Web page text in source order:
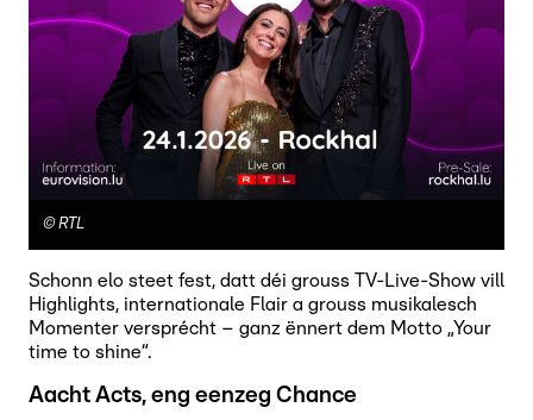
© RTL
Schonn elo steet fest, datt déi grouss TV-Live-Show vill
Highlights, internationale Flair a grouss musikalesch
Momenter versprécht – ganz ënnert dem Motto „Your
time to shine“.
Aacht Acts, eng eenzeg Chance